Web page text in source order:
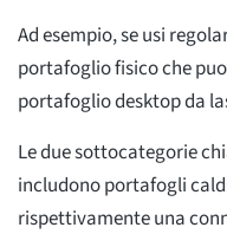
Ad esempio, se usi
portafoglio fisico che
portafoglio desktop da
Le due sottocategorie
includono portafogli
rispettivamente una